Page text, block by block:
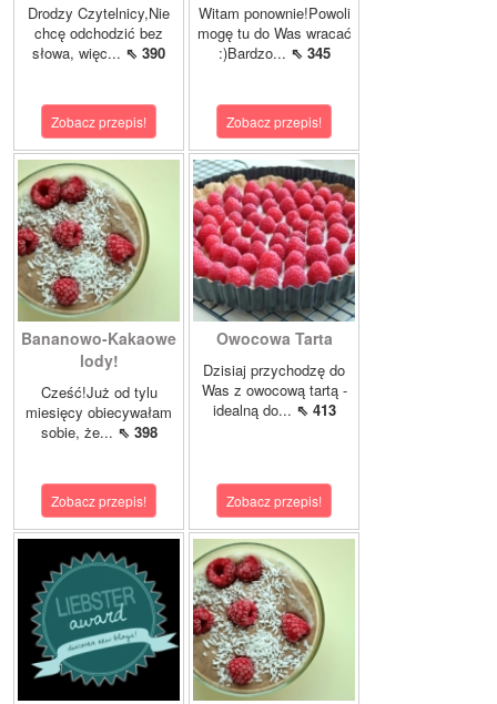
Drodzy Czytelnicy,Nie
chcę odchodzić bez
słowa, więc... ⇖ 390
Zobacz przepis!
Witam ponownie!Powoli
mogę tu do Was wracać
:)Bardzo... ⇖ 345
Zobacz przepis!
Bananowo-Kakaowe
lody!
Cześć!Już od tylu
miesięcy obiecywałam
sobie, że... ⇖ 398
Zobacz przepis!
Owocowa Tarta
Dzisiaj przychodzę do
Was z owocową tartą -
idealną do... ⇖ 413
Zobacz przepis!